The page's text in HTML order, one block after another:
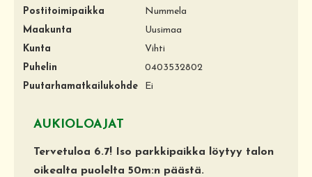
Postitoimipaikka
Nummela
Maakunta
Uusimaa
Kunta
Vihti
Puhelin
0403532802
Puutarhamatkailukohde
Ei
AUKIOLOAJAT
Tervetuloa 6.7! Iso parkkipaikka löytyy talon
oikealta puolelta 50m:n päästä.